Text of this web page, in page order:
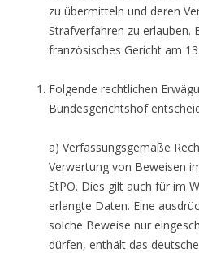
zu übermitteln und deren
Strafverfahren zu erlauben.
französisches Gericht am
Folgende rechtlichen
Bundesgerichtshof
a) Verfassungsgemäße
Verwertung von Beweisen
StPO. Dies gilt auch für im
erlangte Daten. Eine
solche Beweise nur
dürfen, enthält das